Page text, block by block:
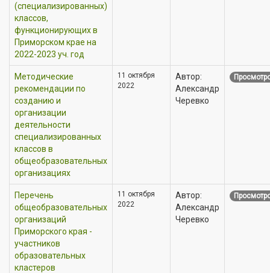
(специализированных)
классов,
функционирующих в
Приморском крае на
2022-2023 уч. год
Методические
рекомендации по
созданию и
организации
деятельности
специализированных
классов в
общеобразовательных
организациях
11 октября
2022
Автор:
Александр
Черевко
Перечень
общеобразовательных
организаций
Приморского края -
участников
образовательных
кластеров
11 октября
2022
Автор:
Александр
Черевко